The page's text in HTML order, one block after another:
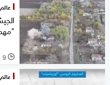
عالم
l 9 يناير 2026
عالم